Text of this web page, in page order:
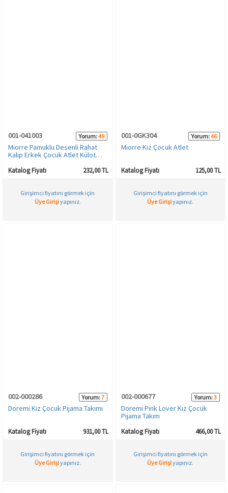
001-041003 Yorum:49
Miorre Pamuklu Desenli Rahat
Kalıp Erkek Çocuk Atlet Külot
Katalog Fiyatı 232,00 TL
Girişimci fiyatını görmek için
Üye Girişiyapınız.
001-0GK304 Yorum:46
Miorre Kız Çocuk Atlet
Katalog Fiyatı 125,00 TL
Girişimci fiyatını görmek için
Üye Girişiyapınız.
002-000286 Yorum:7
Doremi Kız Çocuk Pijama Takımı
Katalog Fiyatı 931,00 TL
Girişimci fiyatını görmek için
Üye Girişiyapınız.
002-000677 Yorum:3
Doremi Pink Lover Kız Çocuk
Pijama Takım
Katalog Fiyatı 466,00 TL
Girişimci fiyatını görmek için
Üye Girişiyapınız.